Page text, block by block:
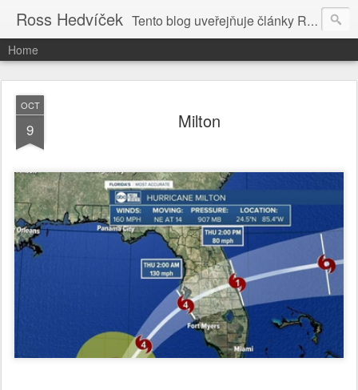
Ross Hedvíček Tento blog uveřejňuje články Ross Hedvíčka v češtině (pokud budu mit naladu) - s editacni pomoci Ludvika Dedika.
Home
OCT
9 Milton